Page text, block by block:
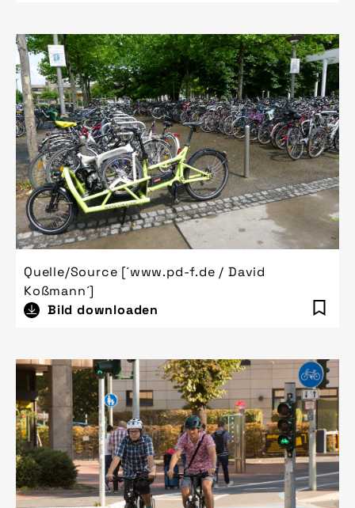
Quelle/Source [´www.pd-f.de / David
Koßmann´]
Bild downloaden